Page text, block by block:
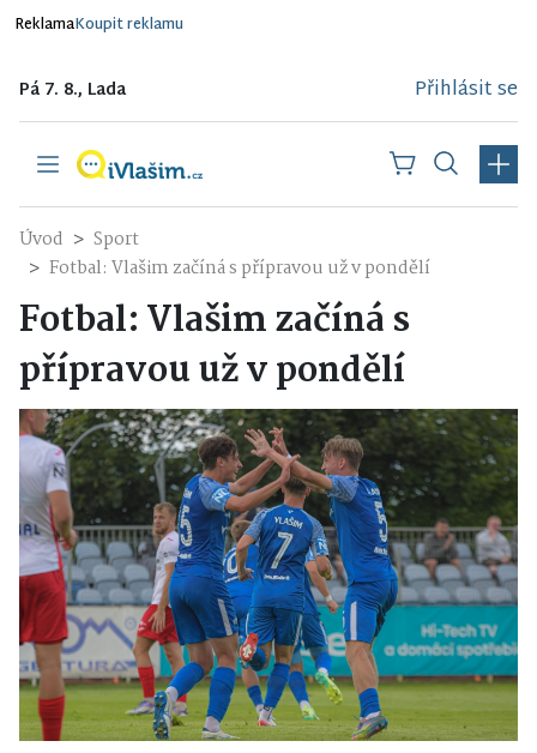
ReklamaKoupit reklamu
Pá 7. 8., Lada Přihlásit se
Úvod
Sport
Fotbal: Vlašim začíná s přípravou už v pondělí
Fotbal: Vlašim začíná s
přípravou už v pondělí